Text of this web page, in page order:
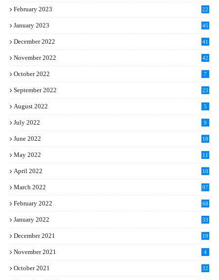
February 2023 22
January 2023 45
December 2022 41
November 2022 42
October 2022 7
September 2022 23
August 2022 5
July 2022 9
June 2022 18
May 2022 11
April 2022 10
March 2022 97
February 2022 68
January 2022 33
December 2021 19
November 2021 4
October 2021 32